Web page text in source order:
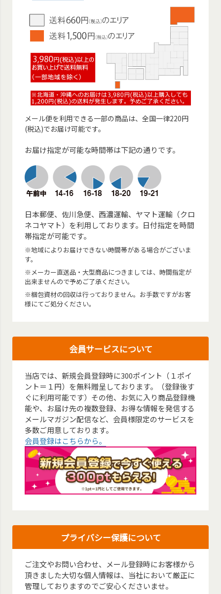
メール便を利用できる一部の商品は、全国一律220円
(税込)でお届け可能です。
お届け指定が可能な時間帯は下記の通りです。
日本郵便、佐川急便、西濃運輸、ヤマト運輸（クロ
ネコヤマト）を利用しております。日付指定を時間
帯指定が可能です。
※地域によりお届けできない時間帯がある場合がございま
す。
※メーカー直送品・大型商品につきましては、時間指定が
出来ませんので予めご了承ください。
※梱包資材の回収は行っておりません。お手数ですがお客
様にてご処分ください。
会員サービスについて
当店では、新規会員登録時に300ポイント（１ポイ
ント＝１円）を無料贈呈しております。（登録後す
ぐに利用可能です）その他、お気に入り商品登録機
能や、お届け先の複数登録、お得な情報を発信する
メールマガジン配信など、会員様限定のサービスを
多数ご用意しております。
会員登録はこちらから。
プライバシー保護について
ご注文やお問い合わせ、メール登録時にお客様から
頂きました大切な個人情報は、当社において厳正に
管理しておりますのでご安心くださいませ。